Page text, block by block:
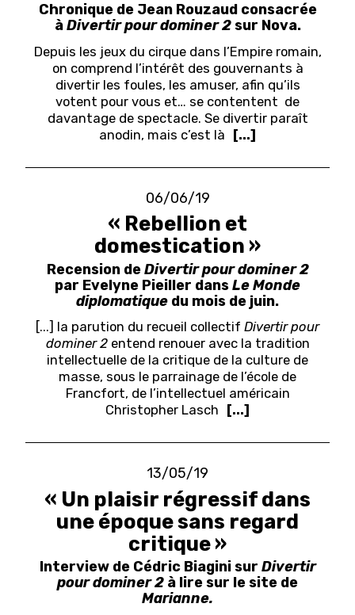
Chronique de Jean Rouzaud consacrée
àDivertir pour dominer 2sur Nova.
Depuis les jeux du cirque dans l’Empire romain,
on comprend l’intérêt des gouvernants à
divertir les foules, les amuser, afin qu’ils
votent pour vous et… se contentent de
davantage de spectacle. Se divertir paraît
anodin, mais c’est là
[...]
06/06/19
« Rebellion et
domestication »
Recension deDivertir pour dominer 2
par Evelyne Pieiller dans Le Monde
diplomatique du mois de juin.
[...] la parution du recueil collectif Divertir pour
dominer 2entend renouer avec la tradition
intellectuelle de la critique de la culture de
masse, sous le parrainage de l’école de
Francfort, de l’intellectuel américain
Christopher Lasch
[...]
13/05/19
« Un plaisir régressif dans
une époque sans regard
critique »
Interview de Cédric Biagini sur Divertir
pour dominer 2 à lire sur le site de
Marianne.